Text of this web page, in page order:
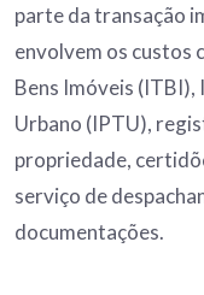
parte da transação
envolvem os custos
Bens Imóveis
Urbano (IPTU),
propriedade,
serviço de
documentações.